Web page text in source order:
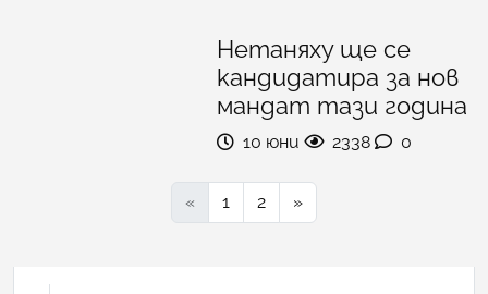
Нетаняху ще се
кандидатира за нов
мандат тази година
10 юни 2338 0
« 1 2 »